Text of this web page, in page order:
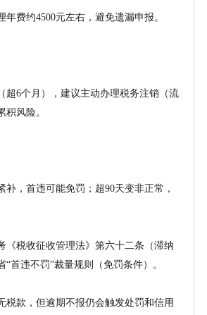
年费约4500元左右，避免遗漏申报。
超6个月），建议主动办理税务注销（流
积风险。
补，首违可能免罚；超90天变非正常，
《税收征收管理法》第六十二条（滞纳
“首违不罚”裁量规则（免罚条件）。
税款，但逾期不报仍会触发处罚和信用